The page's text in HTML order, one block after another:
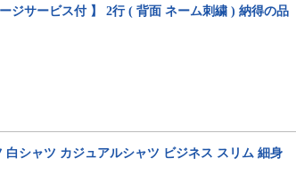
ジサービス付 】 2行 ( 背面 ネーム刺繍 ) 納得の品
シャツ カジュアルシャツ ビジネス スリム 細身